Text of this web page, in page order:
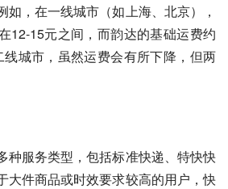
如，在一线城市（如上海、北京），
12-15元之间，而韵达的基础运费约
城市，虽然运费会有所下降，但两
种服务类型，包括标准快递、特快快
大件商品或时效要求较高的用户，快